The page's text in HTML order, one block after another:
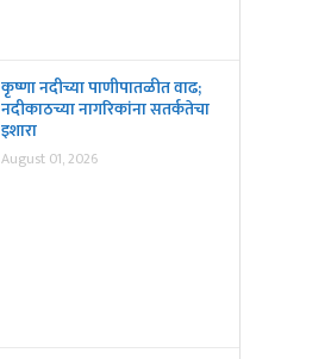
कृष्णा नदीच्या पाणीपातळीत वाढ;
नदीकाठच्या नागरिकांना सतर्कतेचा
इशारा
August 01, 2026